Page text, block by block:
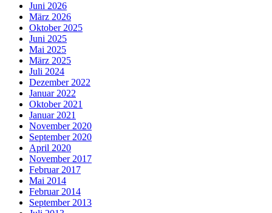
Juni 2026
März 2026
Oktober 2025
Juni 2025
Mai 2025
März 2025
Juli 2024
Dezember 2022
Januar 2022
Oktober 2021
Januar 2021
November 2020
September 2020
April 2020
November 2017
Februar 2017
Mai 2014
Februar 2014
September 2013